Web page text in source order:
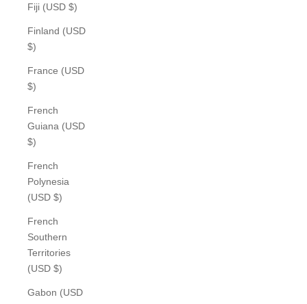
Fiji (USD $)
Finland (USD
$)
France (USD
$)
French
Guiana (USD
$)
French
Polynesia
(USD $)
French
Southern
Territories
(USD $)
Gabon (USD